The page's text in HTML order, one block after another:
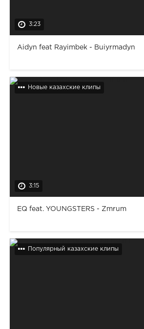
3:23
Aidyn feat Rayimbek - Buiyrmadyn
Новые казахские клипы
3:15
EQ feat. YOUNGSTERS - Zmrum
Популярный казахские клипы